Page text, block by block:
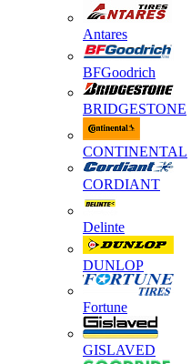
Antares
BFGoodrich
BRIDGESTONE
CONTINENTAL
CORDIANT
Delinte
DUNLOP
Fortune
GISLAVED